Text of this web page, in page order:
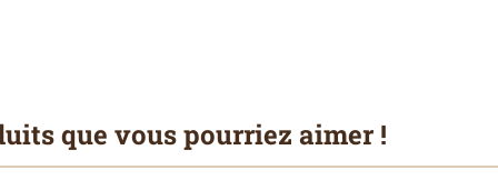
que vous pourriez aimer !